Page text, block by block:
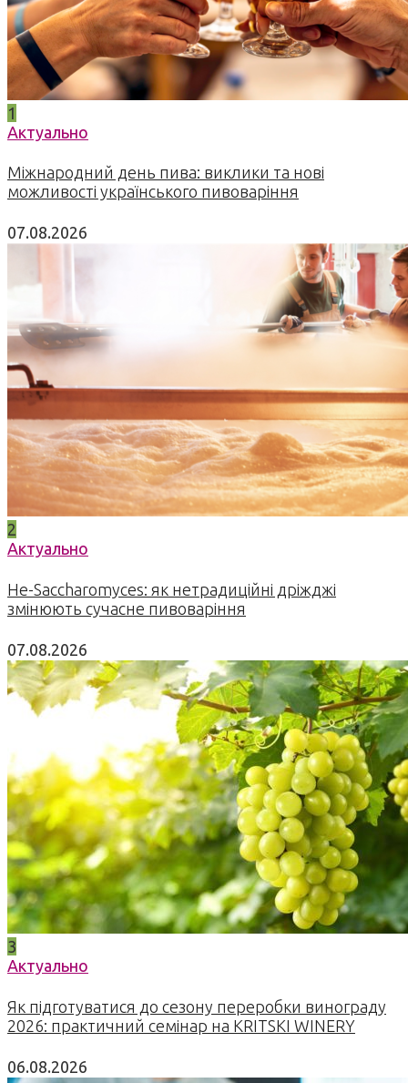
1
Актуально
Міжнародний день пива: виклики та нові
можливості українського пивоваріння
07.08.2026
2
Актуально
Не-Saccharomyces: як нетрадиційні дріжджі
змінюють сучасне пивоваріння
07.08.2026
3
Актуально
Як підготуватися до сезону переробки винограду
2026: практичний семінар на KRITSKI WINERY
06.08.2026